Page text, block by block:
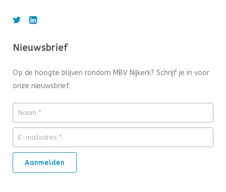
Nieuwsbrief
Op de hoogte blijven rondom MBV Nijkerk? Schrijf je in voor
onze nieuwsbrief.